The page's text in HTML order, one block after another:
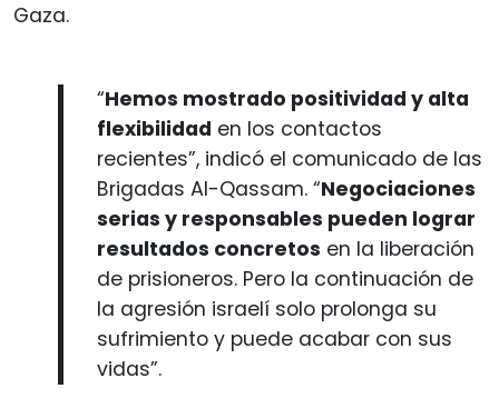
Gaza.
“Hemos mostrado positividad y alta
flexibilidad en los contactos
recientes”, indicó el comunicado de las
Brigadas Al-Qassam. “Negociaciones
serias y responsables pueden lograr
resultados concretos en la liberación
de prisioneros. Pero la continuación de
la agresión israelí solo prolonga su
sufrimiento y puede acabar con sus
vidas”.